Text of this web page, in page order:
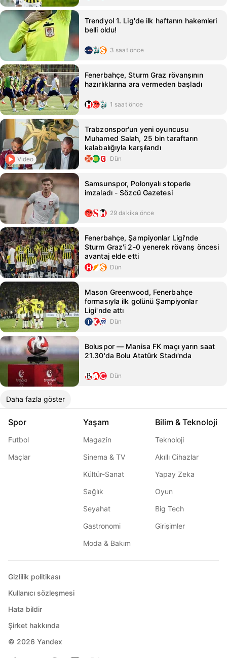
Trendyol 1. Lig'de ilk haftanın hakemleri
belli oldu!
3 saat önce
Fenerbahçe, Sturm Graz rövanşının
hazırlıklarına ara vermeden başladı
1 saat önce
Video
Trabzonspor'un yeni oyuncusu
Muhamed Salah, 25 bin taraftarın
kalabalığıyla karşılandı
Dün
Samsunspor, Polonyalı stoperle
imzaladı - Sözcü Gazetesi
29 dakika önce
Fenerbahçe, Şampiyonlar Ligi'nde
Sturm Graz'i 2-0 yenerek rövanş öncesi
avantaj elde etti
Dün
Mason Greenwood, Fenerbahçe
formasıyla ilk golünü Şampiyonlar
Ligi'nde attı
Dün
Boluspor — Manisa FK maçı yarın saat
21.30'da Bolu Atatürk Stadı'nda
Dün
Daha fazla göster
Spor
Futbol
Maçlar
Yaşam
Magazin
Sinema & TV
Kültür-Sanat
Sağlık
Seyahat
Gastronomi
Moda & Bakım
Bilim & Teknoloji
Teknoloji
Akıllı Cihazlar
Yapay Zeka
Oyun
Big Tech
Girişimler
© 2026 Yandex
Gizlilik politikası
Kullanıcı sözleşmesi
Hata bildir
Şirket hakkında